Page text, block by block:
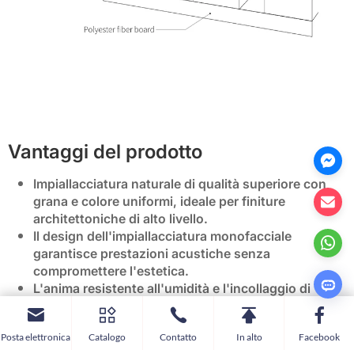
Vantaggi del prodotto
Impiallacciatura naturale di qualità superiore con
grana e colore uniformi, ideale per finiture
architettoniche di alto livello.
Il design dell'impiallacciatura monofacciale
garantisce prestazioni acustiche senza
compromettere l'estetica.
L'anima resistente all'umidità e l'incollaggio di
precisione impediscono la deformazione e la
delaminazione nel tempo.
Posta elettronica Catalogo Contatto In alto Facebook